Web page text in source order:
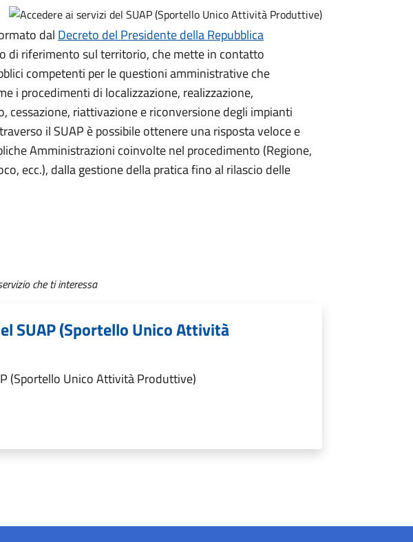
dal Decreto del Presidente della Repubblica
di riferimento sul territorio, che mette in contatto
competenti per le questioni amministrative che
i procedimenti di localizzazione, realizzazione,
cessazione, riattivazione e riconversione degli impianti
il SUAP è possibile ottenere una risposta veloce e
Amministrazioni coinvolte nel procedimento (Regione,
ecc.), dalla gestione della pratica fino al rilascio delle
che ti interessa
SUAP (Sportello Unico Attività
(Sportello Unico Attività Produttive)